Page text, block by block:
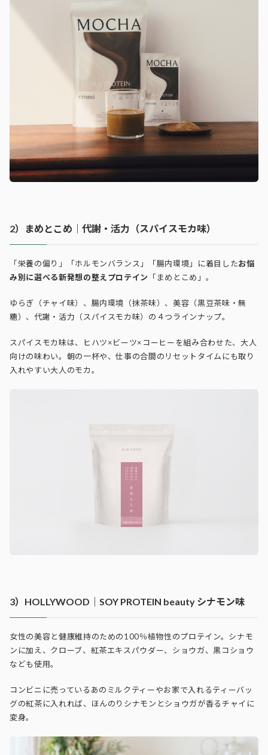
2）まめとこめ｜代謝・活力（スパイスモカ味）
「栄養の偏り」「ホルモンバランス」「腸内環境」に着目したお悩
み別に選べる新発想の整えプロテイン
「まめとこめ」。
ゆらぎ（チャイ味）、 腸内環境（抹茶味）、 美容（黒豆茶味・無
糖）、 代謝・活力（スパイスモカ味）の４つラインナップ。
スパイスモカ味は、
ヒハツ×ビーツ×コーヒーを組み合わせた、大人
向けの味わい。朝の一杯や、仕事の合間のリセットタイムにも取り
入れやすい大人のモカ。
3）HOLLYWOOD｜SOY PROTEIN beauty シナモン味
女性の美容と健康維持のための100％植物性のプロテイン。 シナモ
ンに加え、クローブ、紅茶エキスパウダー、ショウガ、黒コショウ
なども使用。
コンビニに売っているあのミルクティーやお家で入れるティーバッ
グの紅茶に入れれば、ほんのりシナモンとショウガが香るチャイに
変身。